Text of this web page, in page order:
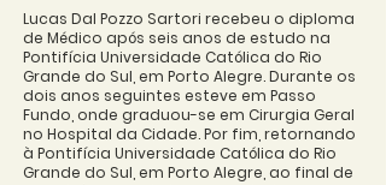
Lucas Dal Pozzo Sartori recebeu o diploma
de Médico após seis anos de estudo na
Pontifícia Universidade Católica do Rio
Grande do Sul, em Porto Alegre. Durante os
dois anos seguintes esteve em Passo
Fundo, onde graduou-se em Cirurgia Geral
no Hospital da Cidade. Por fim, retornando
à Pontifícia Universidade Católica do Rio
Grande do Sul, em Porto Alegre, ao final de